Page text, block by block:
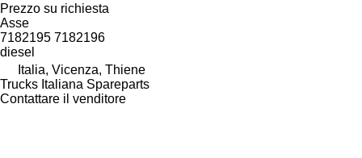
Prezzo su richiesta
Asse
7182195 7182196
diesel
Italia, Vicenza, Thiene
Trucks Italiana Spareparts
Contattare il venditore